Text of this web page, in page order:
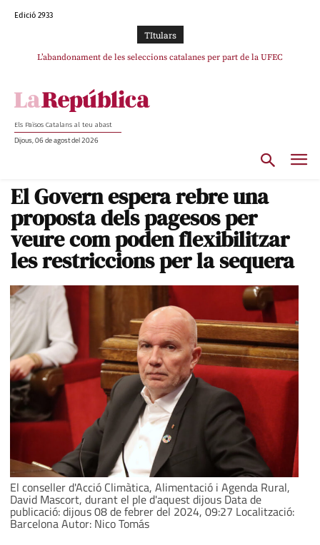
Edició 2933
TItulars
L’abandonament de les seleccions catalanes per part de la UFEC
Els Països Catalans al teu abast
Dijous, 06 de agost del 2026
El Govern espera rebre una
proposta dels pagesos per
veure com poden flexibilitzar
les restriccions per la sequera
El conseller d'Acció Climàtica, Alimentació i Agenda Rural,
David Mascort, durant el ple d'aquest dijous Data de
publicació: dijous 08 de febrer del 2024, 09:27 Localització:
Barcelona Autor: Nico Tomás